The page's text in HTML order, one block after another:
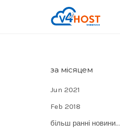
за місяцем
Jun 2021
Feb 2018
більш ранні новини...